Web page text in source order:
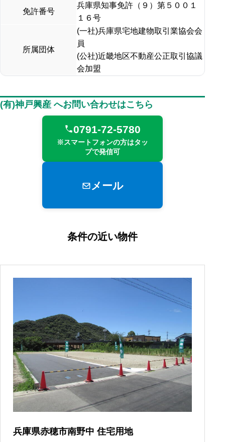
免許番号
兵庫県知事免許（９）第５００１
１６号
所属団体
(一社)兵庫県宅地建物取引業協会会
員
(公社)近畿地区不動産公正取引協議
会加盟
(有)神戸興産 へお問い合わせはこちら
0791-72-5780
※スマートフォンの方はタッ
プで発信可
メール
条件の近い物件
兵庫県赤穂市南野中 住宅用地